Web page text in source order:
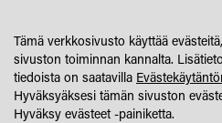
CONTENT
Tämä verkkosivusto käyttää
sivuston toiminnan kannalta.
tiedoista on saatavilla
Hyväksyäksesi tämän sivuston
Hyväksy evästeet -painiketta.